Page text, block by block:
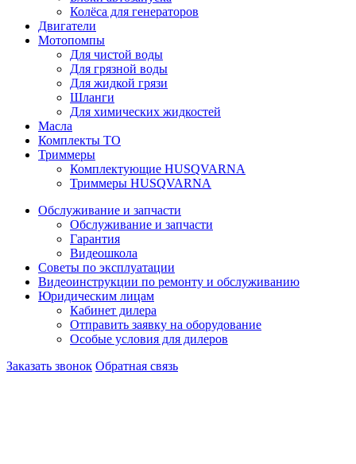
Колёса для генераторов
Двигатели
Мотопомпы
Для чистой воды
Для грязной воды
Для жидкой грязи
Шланги
Для химических жидкостей
Масла
Комплекты ТО
Триммеры
Комплектующие HUSQVARNA
Триммеры HUSQVARNA
Обслуживание и запчасти
Обслуживание и запчасти
Гарантия
Видеошкола
Советы по эксплуатации
Видеоинструкции по ремонту и обслуживанию
Юридическим лицам
Кабинет дилера
Отправить заявку на оборудование
Особые условия для дилеров
Заказать звонок Обратная связь